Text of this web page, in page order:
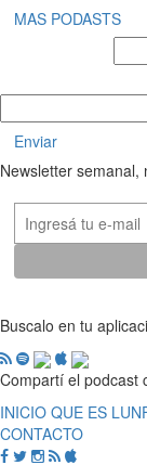
MAS PODASTS
Enviar
Newsletter semanal,
Buscalo en tu
Compartí el podcast
INICIO QUE ES
CONTACTO